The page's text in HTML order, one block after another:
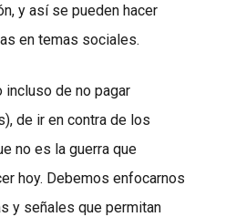
y así se pueden hacer
en temas sociales.
incluso de no pagar
de ir en contra de los
no es la guerra que
hoy. Debemos enfocarnos
y señales que permitan